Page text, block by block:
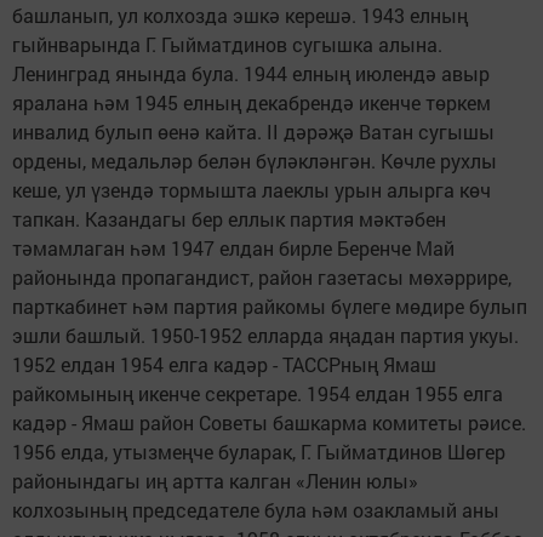
башланып, ул колхозда эшкә керешә. 1943 елның
гыйнварында Г. Гыйматдинов сугышка алына.
Ленинград янында була. 1944 елның июлендә авыр
яралана һәм 1945 елның декабрендә икенче төркем
инвалид булып өенә кайта. II дәрәҗә Ватан сугышы
ордены, медальләр белән бүләкләнгән. Көчле рухлы
кеше, ул үзендә тормышта лаеклы урын алырга көч
тапкан. Казандагы бер еллык партия мәктәбен
тәмамлаган һәм 1947 елдан бирле Беренче Май
районында пропагандист, район газетасы мөхәррире,
парткабинет һәм партия райкомы бүлеге мөдире булып
эшли башлый. 1950-1952 елларда яңадан партия укуы.
1952 елдан 1954 елга кадәр - ТАССРның Ямаш
райкомының икенче секретаре. 1954 елдан 1955 елга
кадәр - Ямаш район Советы башкарма комитеты рәисе.
1956 елда, утызмеңче буларак, Г. Гыйматдинов Шөгер
районындагы иң артта калган «Ленин юлы»
колхозының председателе була һәм озакламый аны